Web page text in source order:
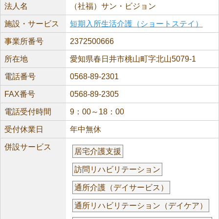
法人名 （社福）サン・ビジョン
施設・サービス 短期入所生活介護（ショートステイ）
事業所番号 2372500666
所在地 愛知県春日井市桃山町字北山5079-1
電話番号 0568-89-2301
FAX番号 0568-89-2305
電話受付時間 9：00～18：00
受付休業日 年中無休
併設サービス
居宅介護支援
訪問リハビリテーション
通所介護（デイサービス）
通所リハビリテーション（デイケア）